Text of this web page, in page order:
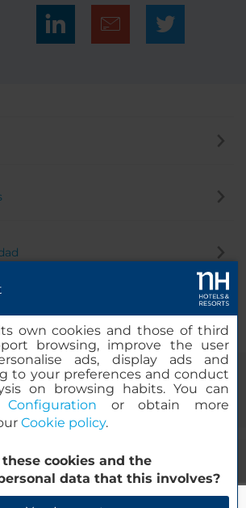
EUROPE & AMERICAS Santa Engracia,
28003 Madrid, España
own cookies and those of third
browsing, improve the user
ads, display ads and
to your preferences and conduct
on browsing habits. You can
Configuration or obtain more
Cookie policy.
cookies and the
data that this involves?